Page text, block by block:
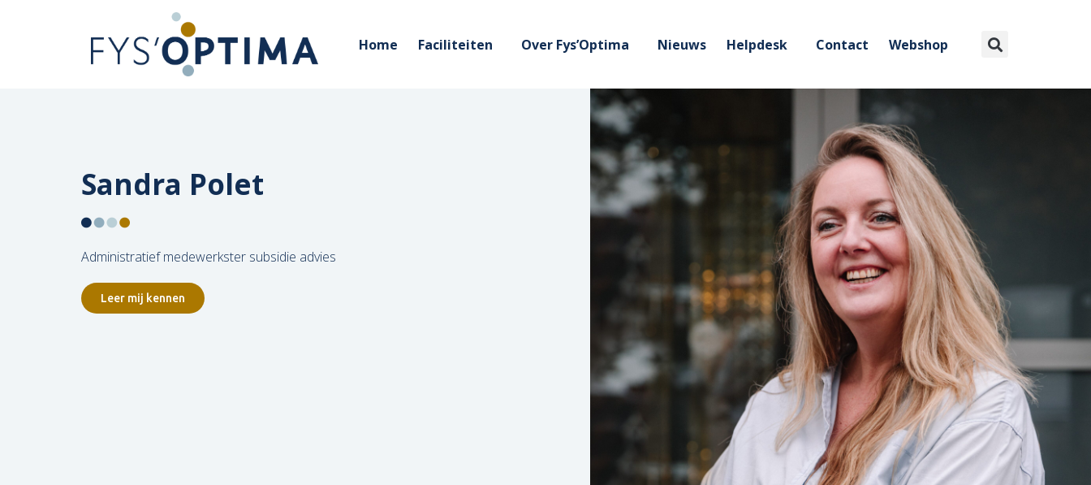
Home Faciliteiten Over Fys’Optima Nieuws Helpdesk Contact Webshop
Sandra Polet
Administratief medewerkster subsidie advies
Leer mij kennen